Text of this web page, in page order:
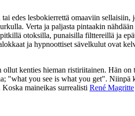
edes lesbokierrettä omaaviin
Verta ja paljasta pintaakin
otoksilla, punaisilla filttereillä ja
ja hypnoottiset sävelkulut ovat
ollut kenties hieman ristiriitainen. Hän
"what you see is what you get". Niinpä
maineikas surrealisti René Magritte